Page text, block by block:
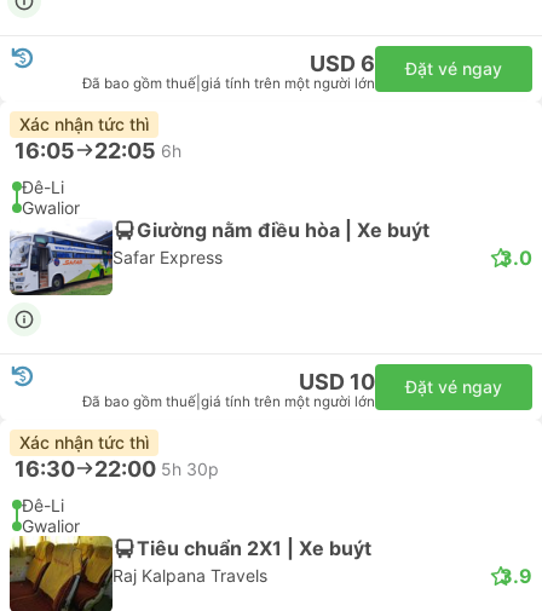
USD 6
Đã bao gồm thuế giá tính trên một người lớn
Đặt vé ngay
Xác nhận tức thì
16:05 22:05 6h
Đê-Li
Gwalior
Giường nằm điều hòa | Xe buýt
Safar Express 3.0
USD 10
Đã bao gồm thuế giá tính trên một người lớn
Đặt vé ngay
Xác nhận tức thì
16:30 22:00 5h 30p
Đê-Li
Gwalior
Tiêu chuẩn 2X1 | Xe buýt
Raj Kalpana Travels 3.9